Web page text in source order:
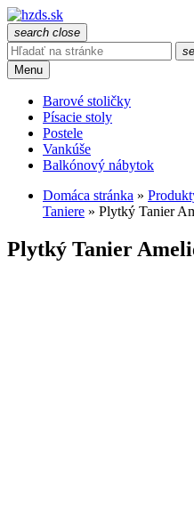
search close
Menu
Barové stoličky
Písacie stoly
Postele
Vankúše
Balkónový nábytok
Domáca stránka »
Taniere » Plytký Tanier
Plytký Tanier